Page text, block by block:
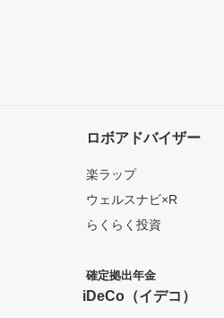
ロボアドバイザー
楽ラップ
ウェルスナビ×R
らくらく投資
確定拠出年金
iDeCo（イデコ）